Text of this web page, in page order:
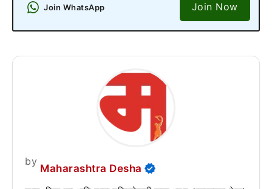
Join WhatsApp Join Now
by
Maharashtra Desha